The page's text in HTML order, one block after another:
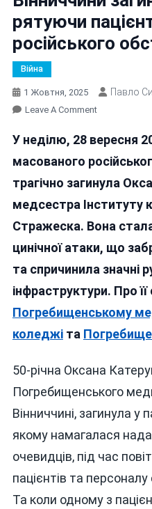
рятуючи
російського
Війна
1 Жовтня, 2025 Павло
Leave A CommentOn
Медколеджу
З
Загинула
У
Пацієнта
Під
Російського
Обстрілу
У неділю, 28 вересня
масованого
трагічно загинула
медсестра Інституту
Стражеска. Вона
цинічної атаки, що
та спричинила значні
інфраструктури. Про
Погребищенському
коледжіта
50-річна Оксана
Погребищенського
Вінниччині, загинула у
якому намагалася
очевидців, під час
пацієнтів та
Та коли одному з